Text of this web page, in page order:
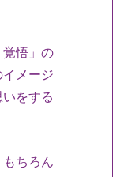
覚悟」の
メージ
をする
ちろん